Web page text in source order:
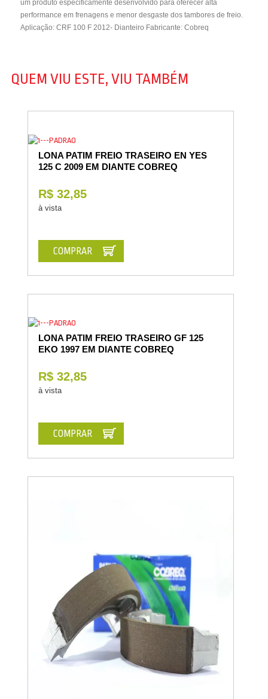
um produto especificamente desenvolvido para oferecer alta
performance em frenagens e menor desgaste dos tambores de freio.
Aplicação: CRF 100 F 2012- Dianteiro Fabricante: Cobreq
QUEM VIU ESTE, VIU TAMBÉM
LONA PATIM FREIO TRASEIRO EN YES
125 C 2009 EM DIANTE COBREQ
R$ 32,85
à vista
COMPRAR
LONA PATIM FREIO TRASEIRO GF 125
EKO 1997 EM DIANTE COBREQ
R$ 32,85
à vista
COMPRAR